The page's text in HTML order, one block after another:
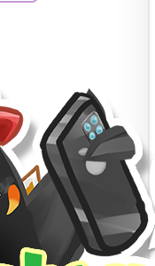
】***
構的隨行人員)
，只供參考，